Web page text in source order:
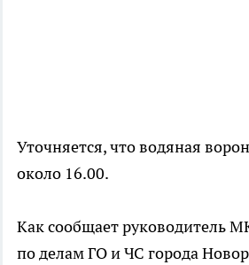
Уточняется, что водяная
около 16.00.
Как сообщает руководитель
по делам ГО и ЧС города